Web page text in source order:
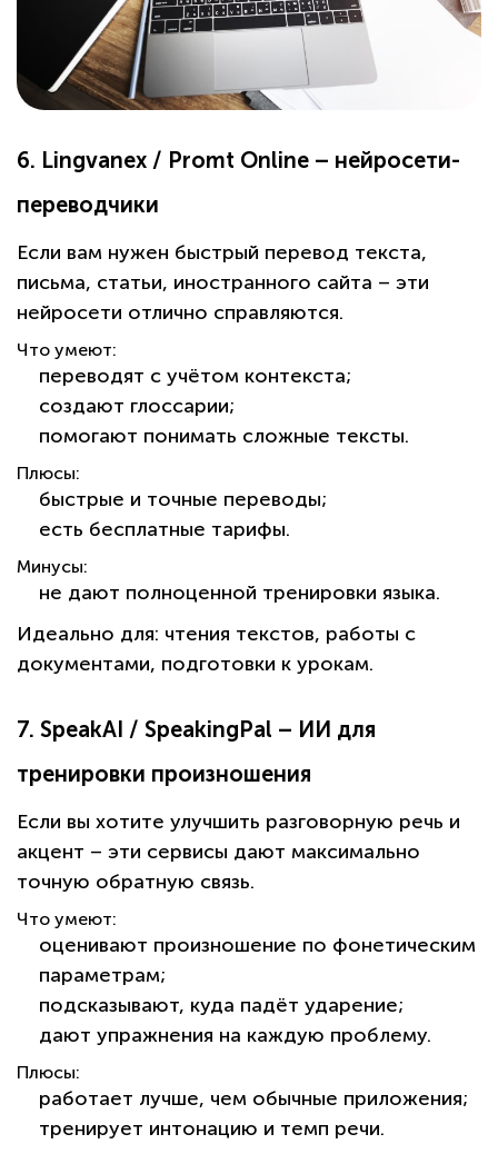
6. Lingvanex / Promt Online – нейросети-
переводчики
Если вам нужен быстрый перевод текста,
письма, статьи, иностранного сайта – эти
нейросети отлично справляются.
Что умеют:
переводят с учётом контекста;
создают глоссарии;
помогают понимать сложные тексты.
Плюсы:
быстрые и точные переводы;
есть бесплатные тарифы.
Минусы:
не дают полноценной тренировки языка.
Идеально для: чтения текстов, работы с
документами, подготовки к урокам.
7. SpeakAI / SpeakingPal – ИИ для
тренировки произношения
Если вы хотите улучшить разговорную речь и
акцент – эти сервисы дают максимально
точную обратную связь.
Что умеют:
оценивают произношение по фонетическим
параметрам;
подсказывают, куда падёт ударение;
дают упражнения на каждую проблему.
Плюсы:
работает лучше, чем обычные приложения;
тренирует интонацию и темп речи.
Беларусь Россия
М Минск